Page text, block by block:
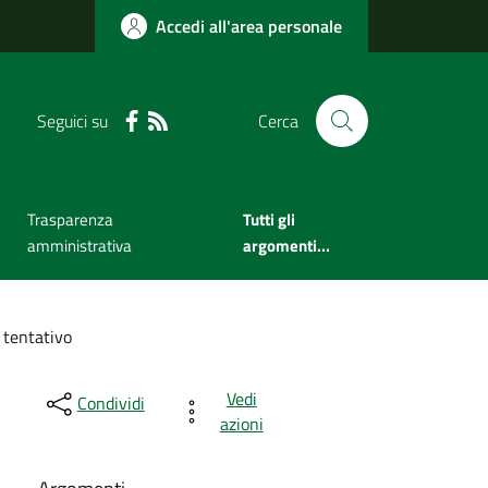
Accedi all'area personale
Seguici su Cerca
Trasparenza
amministrativa
Tutti gli
argomenti...
tentativo
Condividi
Vedi
azioni